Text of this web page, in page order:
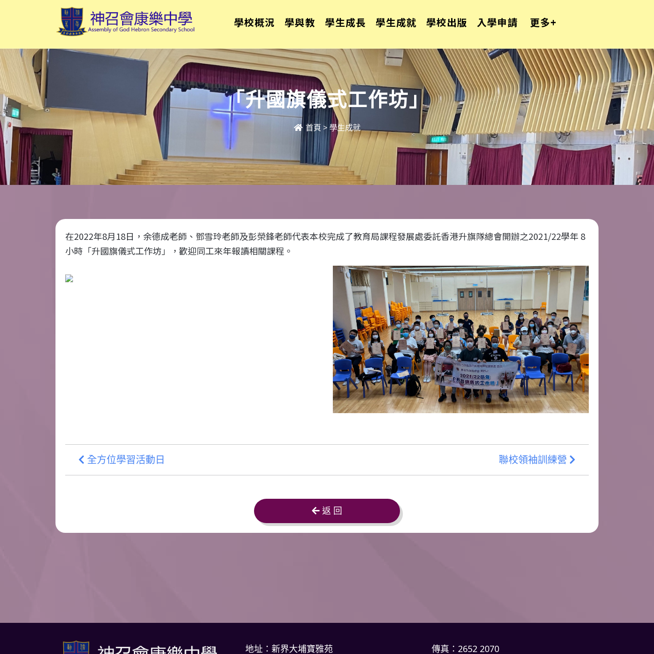
學校概況 學與教 學生成長 學生成就 學校出版 入學申請 更多+
「升國旗儀式工作坊」
首頁 > 學生成就
在2022年8月18日，余德成老師、鄧雪玲老師及彭榮鋒老師代表本校完成了教育局課程發展處委託香港升旗隊總會開辦之2021/22學年 8
小時「升國旗儀式工作坊」，歡迎同工來年報讀相關課程。
全方位學習活動日 聯校領袖訓練營
返 回
地址：新界大埔寶雅苑 傳真：2652 2070